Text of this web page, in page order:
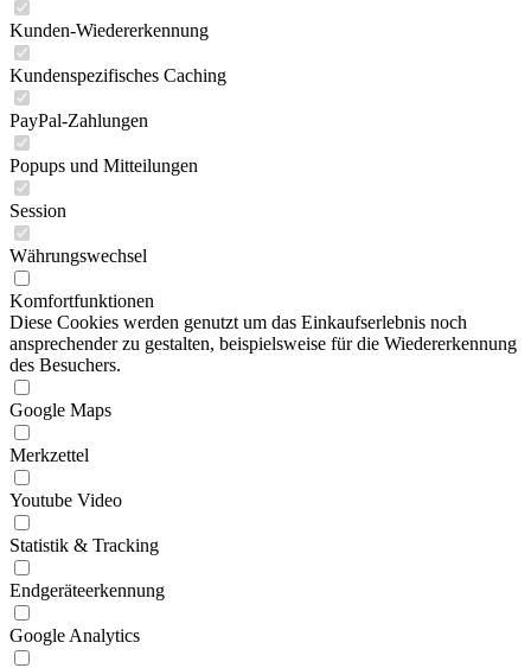
Kunden-Wiedererkennung
Kundenspezifisches Caching
PayPal-Zahlungen
Popups und Mitteilungen
Session
Währungswechsel
Komfortfunktionen
Diese Cookies werden genutzt um das Einkaufserlebnis noch
ansprechender zu gestalten, beispielsweise für die Wiedererkennung
des Besuchers.
Google Maps
Merkzettel
Youtube Video
Statistik & Tracking
Endgeräteerkennung
Google Analytics